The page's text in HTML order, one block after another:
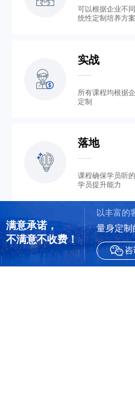
可以根据企业不
统性定制培养方案
实战
所有课程均根据
定制
落地
课程确保学员听
学员提升能力
满意承诺，
不满意不收费！
以丰富的
量身定制